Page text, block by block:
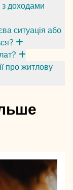
доходами
ситуація або
про житлову